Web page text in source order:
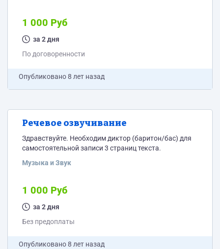
1 000 Руб
за 2 дня
По договоренности
Опубликовано8 лет назад
Речевое озвучивание
Здравствуйте. Необходим диктор (баритон/бас) для
самостоятельной записи 3 страниц текста.
Музыка и Звук
1 000 Руб
за 2 дня
Без предоплаты
Опубликовано8 лет назад